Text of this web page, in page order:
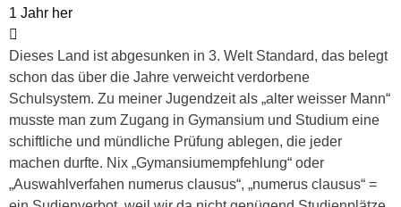
1 Jahr her
Dieses Land ist abgesunken in 3. Welt Standard, das belegt
schon das über die Jahre verweicht verdorbene
Schulsystem. Zu meiner Jugendzeit als „alter weisser Mann“
musste man zum Zugang in Gymansium und Studium eine
schiftliche und mündliche Prüfung ablegen, die jeder
machen durfte. Nix „Gymansiumempfehlung“ oder
„Auswahlverfahen numerus clausus“, „numerus clausus“ =